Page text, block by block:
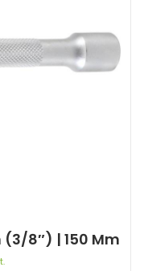
(3/8″) | 150 Mm